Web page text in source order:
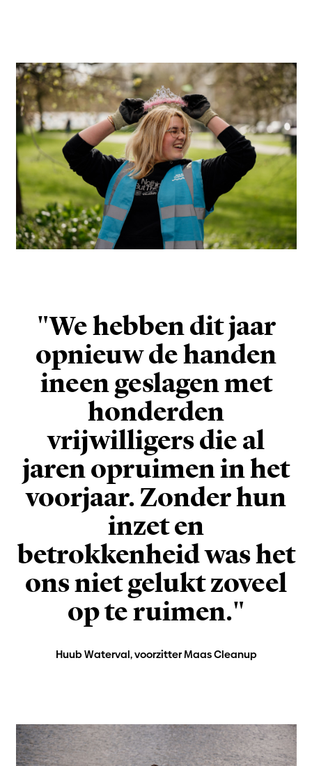
"We hebben dit jaar
opnieuw de handen
ineen geslagen met
honderden
vrijwilligers die al
jaren opruimen in het
voorjaar. Zonder hun
inzet en
betrokkenheid was het
ons niet gelukt zoveel
op te ruimen."
Huub Waterval, voorzitter Maas Cleanup